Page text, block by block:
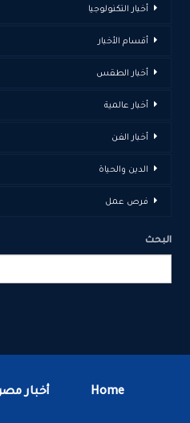
أخبار التكنولوجيا
أقسام الأخبار
أخبار الطقس
أخبار عالمية
أخبار الفن
الدين والحياة
فرص عمل
البحث
Home أخبار